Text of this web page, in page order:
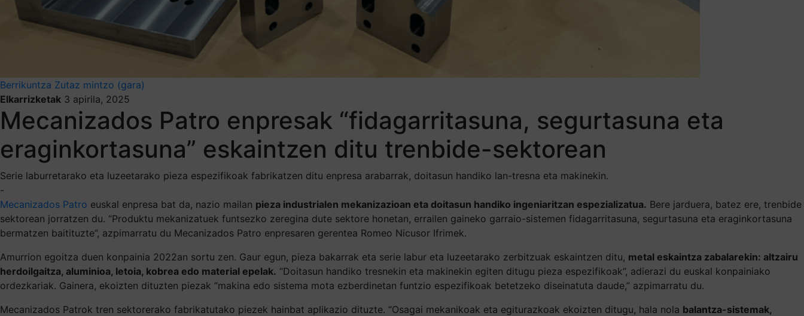
Berrikuntza Zutaz mintzo (gara)
Elkarrizketak 3 apirila, 2025
Mecanizados Patro enpresak “fidagarritasuna, segurtasuna eta
eraginkortasuna” eskaintzen ditu trenbide-sektorean
Serie laburretarako eta luzeetarako pieza espezifikoak fabrikatzen ditu enpresa arabarrak, doitasun handiko lan-tresna eta makinekin.
-
Mecanizados Patro euskal enpresa bat da, nazio mailan pieza industrialen mekanizazioan eta doitasun handiko ingeniaritzan espezializatua. Bere jarduera, batez ere, trenbide
sektorean jorratzen du. “Produktu mekanizatuek funtsezko zeregina dute sektore honetan, errailen gaineko garraio-sistemen fidagarritasuna, segurtasuna eta eraginkortasuna
bermatzen baitituzte”, azpimarratu du Mecanizados Patro enpresaren gerentea Romeo Nicusor Ifrimek.
Amurrion egoitza duen konpainia 2022an sortu zen. Gaur egun, pieza bakarrak eta serie labur eta luzeetarako zerbitzuak eskaintzen ditu, metal eskaintza zabalarekin: altzairu
herdoilgaitza, aluminioa, letoia, kobrea edo material epelak. “Doitasun handiko tresnekin eta makinekin egiten ditugu pieza espezifikoak”, adierazi du euskal konpainiako
ordezkariak. Gainera, ekoizten dituzten piezak “makina edo sistema mota ezberdinetan funtzio espezifikoak betetzeko diseinatuta daude,” azpimarratu du.
Mecanizados Patrok tren sektorerako fabrikatutako piezek hainbat aplikazio dituzte. “Osagai mekanikoak eta egiturazkoak ekoizten ditugu, hala nola balantza-sistemak,